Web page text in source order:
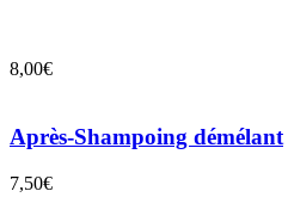
8,00€
Après-Shampoing démélant
7,50€